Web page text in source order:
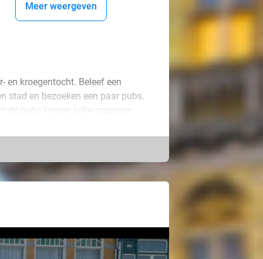
Meer weergeven
en kroegentocht. Beleef een
stad en bezoeken een paar pubs.
de pubs krijgen jullie grappige
van Fortuin’ waarop de
de meeste punten maakt kans op
Maar er is ook een ‘Rad van